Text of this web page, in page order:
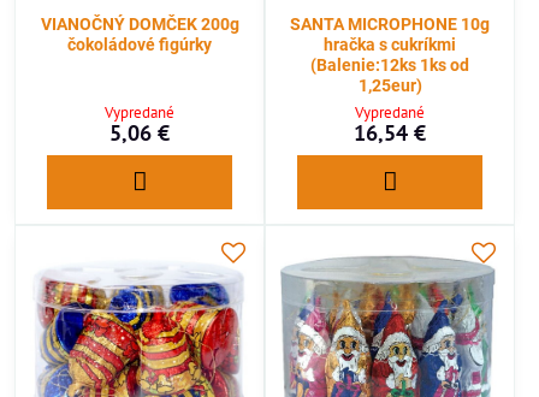
VIANOČNÝ DOMČEK 200g
čokoládové figúrky
Vypredané
5,06 €
SANTA MICROPHONE 10g
hračka s cukríkmi
(Balenie:12ks 1ks od
1,25eur)
Vypredané
16,54 €